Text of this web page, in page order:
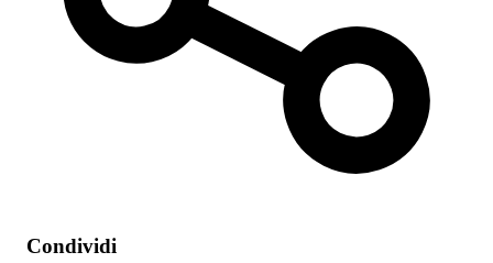
Condividi